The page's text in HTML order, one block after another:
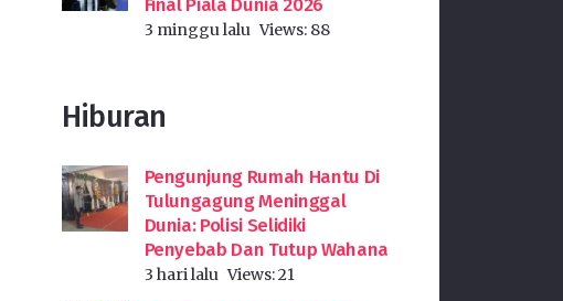
Final Piala Dunia 2026
3 minggu lalu Views: 88
Hiburan
Pengunjung Rumah Hantu Di
Tulungagung Meninggal
Dunia: Polisi Selidiki
Penyebab Dan Tutup Wahana
3 hari lalu Views:21